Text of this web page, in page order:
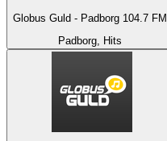
Globus Guld - Padborg 104.7 FM
Padborg, Hits